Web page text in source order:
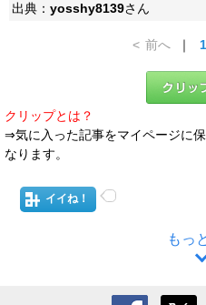
出典： yosshy8139さん
< 前へ ｜ 1
クリップとは？
⇒気に入った記事をマイページに
なります。
イイね！
もっ